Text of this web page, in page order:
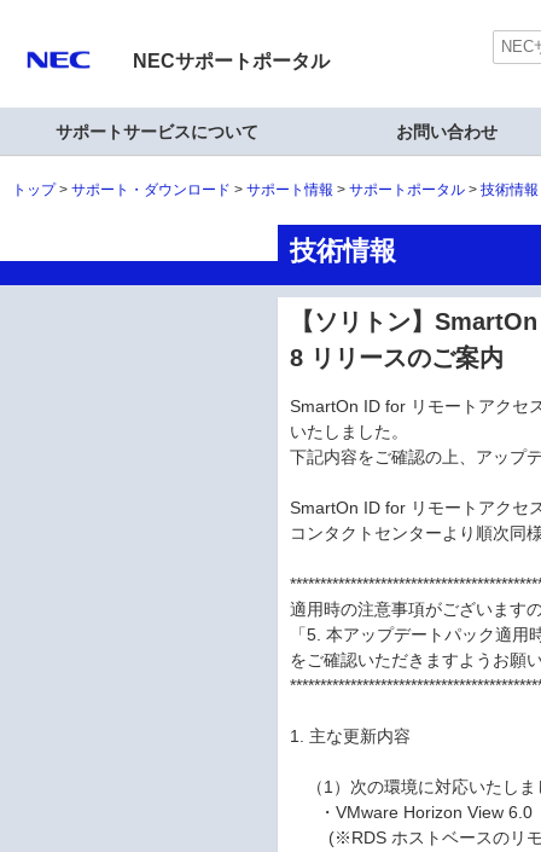
NECサポートポータル
サポートサービスについて お問い合わせ
トップ サポート・ダウンロード サポート情報 サポートポータル 技術情
技術情報
【ソリトン】
8 リリースのご案内
SmartOn ID for リモートアクセ
いたしました。
下記内容をご確認の上、アップ
SmartOn ID for リモートアクセ
コンタクトセンターより順次同
適用時の注意事項がございます
「5. 本アップデートパック適用
をご確認いただきますようお願
1. 主な更新内容
（1）次の環境に対応いたし
・VMware Horizon View 6.0
(※RDS ホストベースのリモ